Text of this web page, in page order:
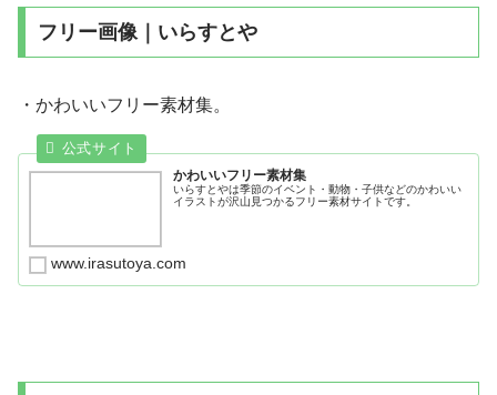
フリー画像｜いらすとや
・かわいいフリー素材集。
かわいいフリー素材集
いらすとやは季節のイベント・動物・子供などのかわいい
イラストが沢山見つかるフリー素材サイトです。
www.irasutoya.com